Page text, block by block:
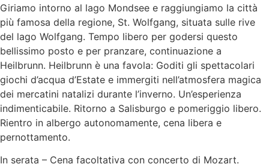
Giriamo intorno al lago Mondsee e raggiungiamo la città
più famosa della regione, St. Wolfgang, situata sulle rive
del lago Wolfgang. Tempo libero per godersi questo
bellissimo posto e per pranzare, continuazione a
Heilbrunn. Heilbrunn è una favola: Goditi gli spettacolari
giochi d’acqua d’Estate e immergiti nell’atmosfera magica
dei mercatini natalizi durante l’inverno. Un’esperienza
indimenticabile. Ritorno a Salisburgo e pomeriggio libero.
Rientro in albergo autonomamente, cena libera e
pernottamento.
In serata – Cena facoltativa con concerto di Mozart.